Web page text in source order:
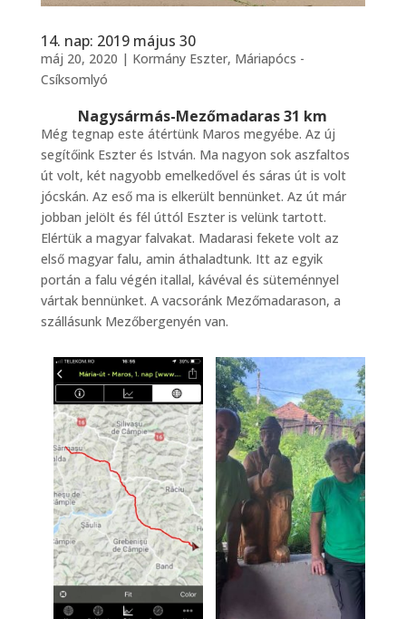
14. nap: 2019 május 30
máj 20, 2020 | Kormány Eszter, Máriapócs -
Csíksomlyó
Nagysármás-Mezőmadaras 31 km
Még tegnap este átértünk Maros megyébe. Az új
segítőink Eszter és István. Ma nagyon sok aszfaltos
út volt, két nagyobb emelkedővel és sáras út is volt
jócskán. Az eső ma is elkerült bennünket. Az út már
jobban jelölt és fél úttól Eszter is velünk tartott.
Elértük a magyar falvakat. Madarasi fekete volt az
első magyar falu, amin áthaladtunk. Itt az egyik
portán a falu végén itallal, kávéval és süteménnyel
vártak bennünket. A vacsoránk Mezőmadarason, a
szállásunk Mezőbergenyén van.